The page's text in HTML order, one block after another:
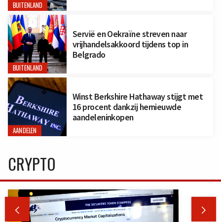
BUITENLAND
BUITENLAND
Servië en Oekraïne streven naar
vrijhandelsakkoord tijdens top in
Belgrado
AANDELEN
Winst Berkshire Hathaway stijgt met
16 procent dankzij hernieuwde
aandeleninkopen
CRYPTO
 